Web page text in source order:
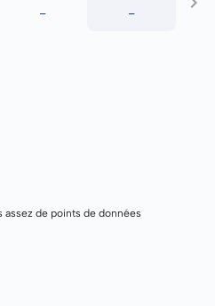
- -
assez de points de données